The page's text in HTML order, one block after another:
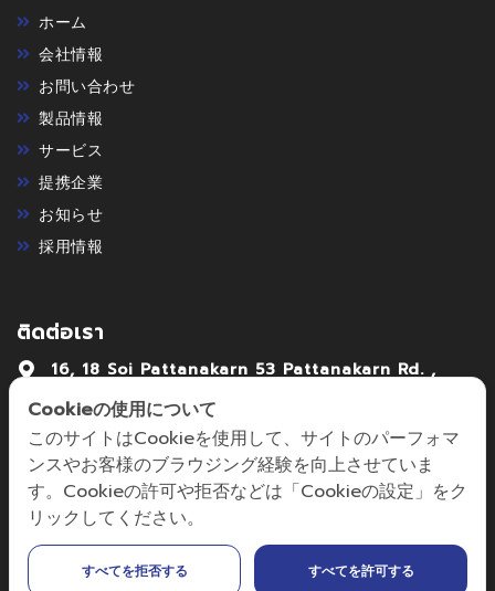
ホーム
会社情報
お問い合わせ
製品情報
サービス
提携企業
お知らせ
採用情報
ติดต่อเรา
16, 18 Soi Pattanakarn 53 Pattanakarn Rd. ,
02-7222992-4
focus@focusmechanic.co.th,
sales@focusmechanic.co.th
Cookieの使用について
このサイトはCookieを使用して、サイトのパーフォマ
ンスやお客様のブラウジング経験を向上させていま
す。Cookieの許可や拒否などは「Cookieの設定」をク
リックしてください。
すべてを拒否する すべてを許可する